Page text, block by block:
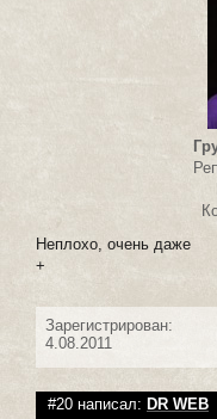
Неплохо, очень даже
+
Зарегистрирован:
4.08.2011
#20 написал: DR WEB